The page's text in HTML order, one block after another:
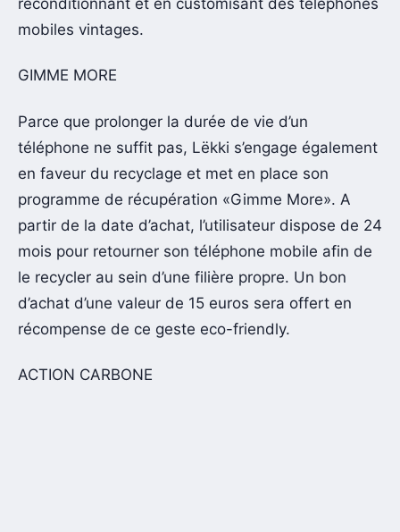
mobiles vintages.
GIMME MORE
Parce que prolonger la durée de vie d’un
téléphone ne suffit pas, Lëkki s’engage également
en faveur du recyclage et met en place son
programme de récupération «Gimme More». A
partir de la date d’achat, l’utilisateur dispose de 24
mois pour retourner son téléphone mobile afin de
le recycler au sein d’une filière propre. Un bon
d’achat d’une valeur de 15 euros sera offert en
récompense de ce geste eco-friendly.
ACTION CARBONE